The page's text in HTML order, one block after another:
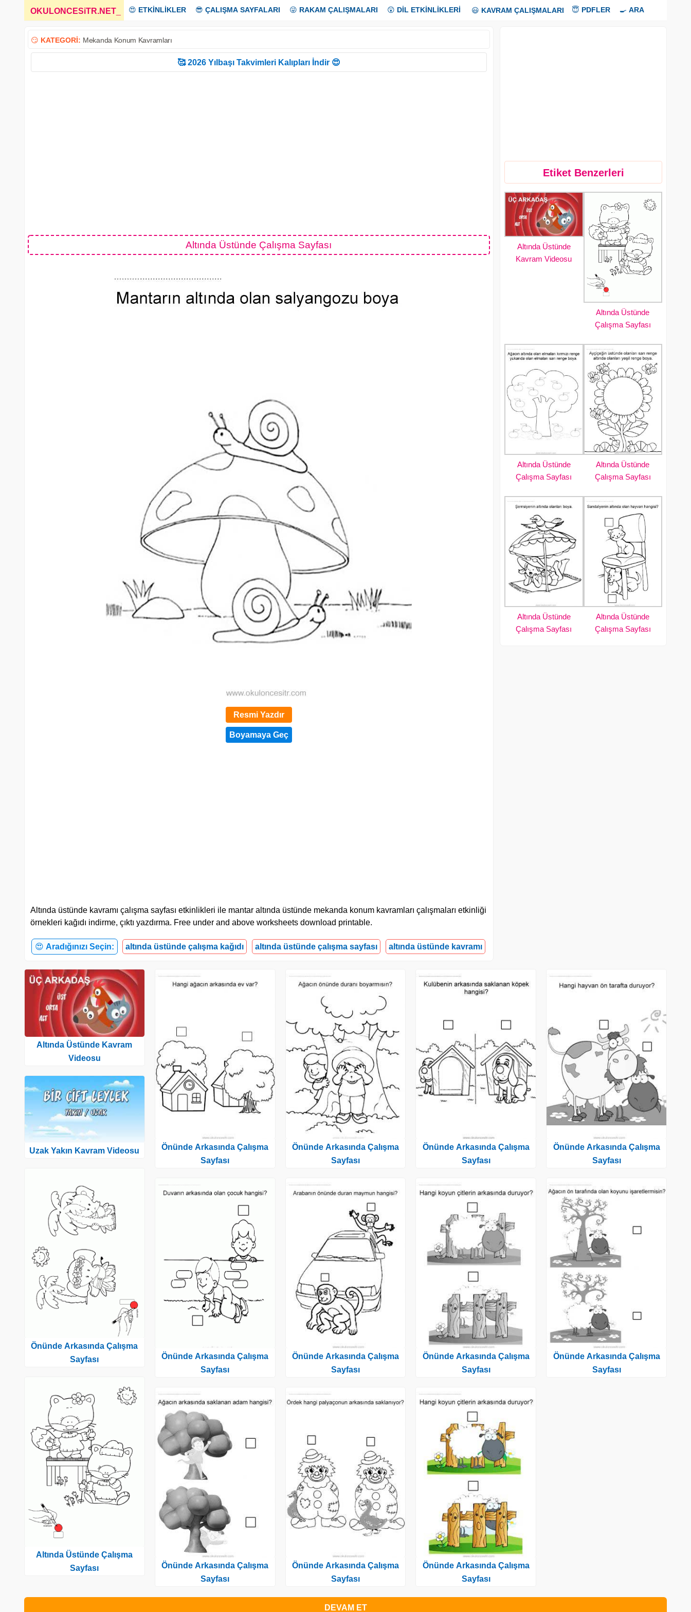
OKULONCESiTR.NET 😍 ETKİNLİKLER 😎 ÇALIŞMA SAYFALARI 😜 RAKAM ÇALIŞMALARI 😲 DİL ETKİNLİKLERİ 😃 KAVRAM ÇALIŞMALARI 😇 PDFLER 🍳 ARA
😏 KATEGORİ: Mekanda Konum Kavramları
🥰 2026 Yılbaşı Takvimleri Kalıpları İndir 😍
Altında Üstünde Çalışma Sayfası
Resmi Yazdır
Altında üstünde kavramı çalışma sayfası etkinlikleri ile mantar altında üstünde mekanda konum kavramları çalışmaları etkinliği
örnekleri kağıdı indirme, çıktı yazdırma. Free under and above worksheets download printable.
😍 Aradığınızı Seçin: altında üstünde çalışma kağıdı altında üstünde çalışma sayfası altında üstünde kavramı
Etiket Benzerleri
Altında Üstünde
Kavram Videosu
Altında Üstünde
Çalışma Sayfası
Altında Üstünde
Çalışma Sayfası
Altında Üstünde
Çalışma Sayfası
Altında Üstünde
Çalışma Sayfası
Altında Üstünde
Çalışma Sayfası
Altında Üstünde Kavram
Videosu
Uzak Yakın Kavram Videosu
Önünde Arkasında Çalışma
Sayfası
Altında Üstünde Çalışma
Sayfası
Önünde Arkasında Çalışma
Sayfası
Önünde Arkasında Çalışma
Sayfası
Önünde Arkasında Çalışma
Sayfası
Önünde Arkasında Çalışma
Sayfası
Önünde Arkasında Çalışma
Sayfası
Önünde Arkasında Çalışma
Sayfası
Önünde Arkasında Çalışma
Sayfası
Önünde Arkasında Çalışma
Sayfası
Önünde Arkasında Çalışma
Sayfası
Önünde Arkasında Çalışma
Sayfası
Önünde Arkasında Çalışma
Sayfası
DEVAM ET